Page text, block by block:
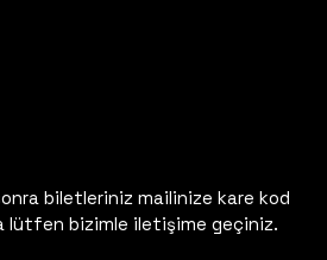
biletleriniz mailinize kare kod
lütfen bizimle iletişime geçiniz.